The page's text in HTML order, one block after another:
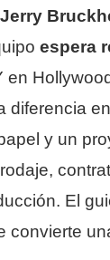
Jerry
espera
en
diferencia
y un
El
convierte